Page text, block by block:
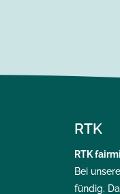
RTK
RTK
Bei
fündig.